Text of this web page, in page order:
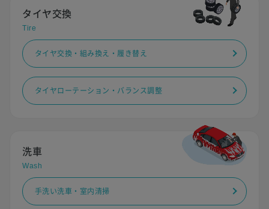
タイヤ交換
Tire
タイヤ交換・組み換え・履き替え
タイヤローテーション・バランス調整
洗車
Wash
手洗い洗車・室内清掃